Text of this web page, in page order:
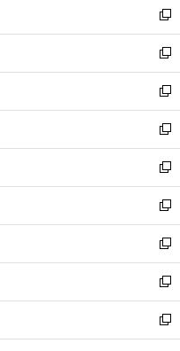
く
で
開
く
ド
ウ
で
開
く
い
ウ
ィ
ン
ド
ウ
で
開
く
新
し
い
ウ
ィ
ン
ド
ウ
で
開
く
新
し
い
ウ
ィ
ン
ド
ウ
で
開
く
新
し
い
ウ
ィ
ン
ド
ウ
で
開
く
新
し
い
ウ
ィ
ン
ド
ウ
で
開
く
新
し
い
ウ
ィ
ン
ド
ウ
で
開
新
し
い
ウ
ィ
ン
ド
ウ
新
し
い
ウ
ィ
ン
新
し
い
ウ
新
し